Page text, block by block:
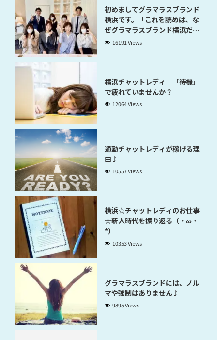
初めましてグラマラスブランド
横浜です。「これを読めば、な
ぜグラマラスブランド横浜だと
稼げるのかが分かります」
16191 Views
横浜チャットレディ 「待機」
で疲れていませんか？
12064 Views
通勤チャットレディが稼げる理
由♪
10557 Views
横浜☆チャットレディのお仕事
☆新人時代を振り返る（・ω・
*）
10353 Views
グラマラスブランドには、ノル
マや強制はありません♪
9895 Views